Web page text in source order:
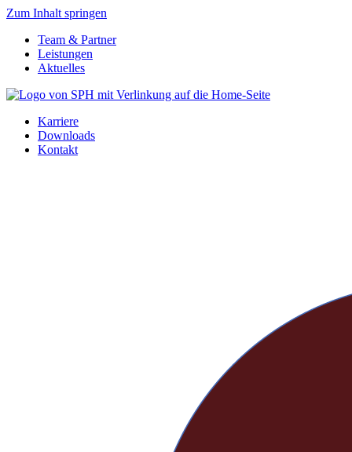
Zum Inhalt springen
Team & Partner
Leistungen
Aktuelles
Karriere
Downloads
Kontakt